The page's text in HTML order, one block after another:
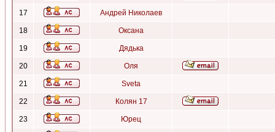
17 Андрей Николаев
18 Оксана
19 Дядька
20 Оля
21 Sveta
22 Колян 17
23 Юрец